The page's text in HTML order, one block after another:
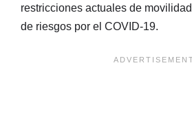
restricciones actuales de
de riesgos por el COVID-19.